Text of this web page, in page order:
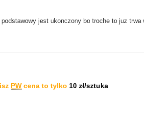
jest ukonczony bo troche to juz trwa
PW cena to tylko 10 zł/sztuka